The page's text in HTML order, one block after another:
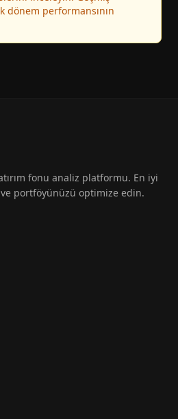
dönem performansının
fonu analiz platformu. En iyi
ve portföyünüzü optimize edin.